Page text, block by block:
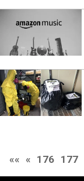
«« « 176 177